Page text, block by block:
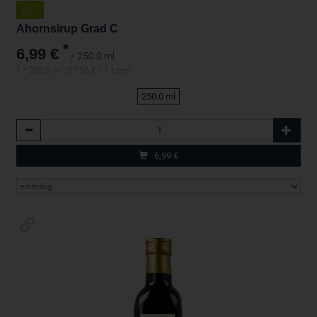
Ahornsirup Grad C
6,99 € * / 250.0 ml
250.0 ml
Anzahl
6,99 €